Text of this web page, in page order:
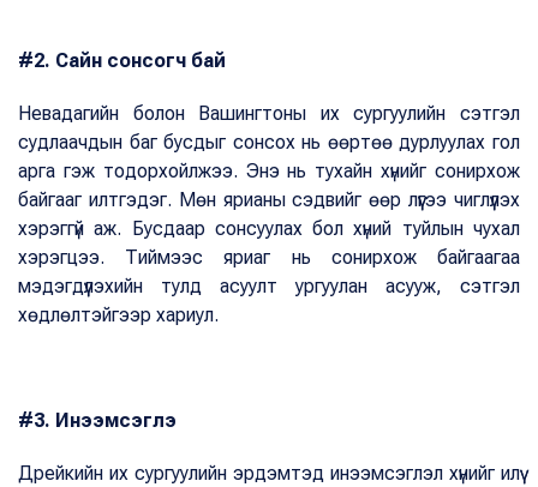
#2. Сайн сонсогч бай
Невадагийн болон Вашингтоны их сургуулийн сэтгэл
судлаачдын баг бусдыг сонсох нь өөртөө дурлуулах гол
арга гэж тодорхойлжээ. Энэ нь тухайн хүнийг сонирхож
байгааг илтгэдэг. Мөн ярианы сэдвийг өөр лүүгээ чиглүүлэх
хэрэггүй аж. Бусдаар сонсуулах бол хүний туйлын чухал
хэрэгцээ. Тиймээс яриаг нь сонирхож байгаагаа
мэдэгдүүлэхийн тулд асуулт ургуулан асууж, сэтгэл
хөдлөлтэйгээр хариул.
#3. Инээмсэглэ
Дрейкийн их сургуулийн эрдэмтэд инээмсэглэл хүнийг илүү